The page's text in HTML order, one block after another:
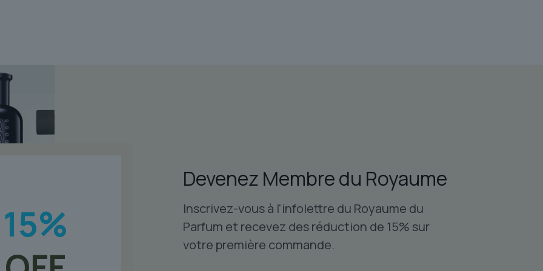
15%
Devenez Membre du Royaume
Inscrivez-vous à l'infolettre du Royaume du
Parfum et recevez des réduction de 15% sur
votre première commande.